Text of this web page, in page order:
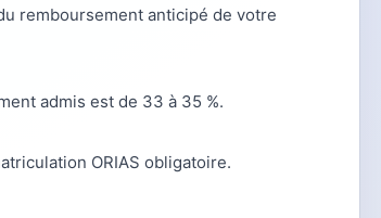
remboursement anticipé de votre
admis est de 33 à 35 %.
ORIAS obligatoire.